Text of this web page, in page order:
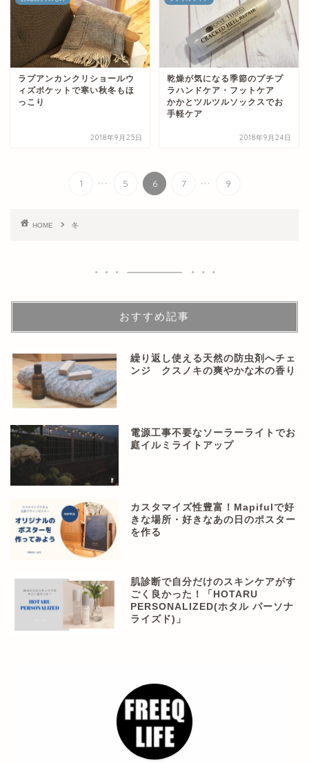
ラプアンカンクリショールウ
ィズポケットで寒い秋冬もほ
っこり
2018年9月25日
乾燥が気になる季節のプチプ
ラハンドケア・フットケア
かかとツルツルソックスでお
手軽ケア
2018年9月24日
1 ... 5 6 7 ... 9
HOME 冬
おすすめ記事
繰り返し使える天然の防虫剤へチェ
ンジ クスノキの爽やかな木の香り
電源工事不要なソーラーライトでお
庭イルミライトアップ
カスタマイズ性豊富！Mapifulで好
きな場所・好きなあの日のポスター
を作る
肌診断で自分だけのスキンケアがす
ごく良かった！「HOTARU
PERSONALIZED(ホタル パーソナ
ライズド)」